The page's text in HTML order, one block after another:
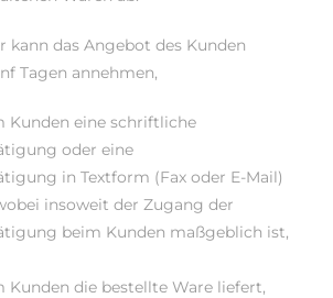
kann das Angebot des Kunden
Tagen annehmen,
Kunden eine schriftliche
oder eine
in Textform (Fax oder E-Mail)
insoweit der Zugang der
beim Kunden maßgeblich ist,
Kunden die bestellte Ware liefert,